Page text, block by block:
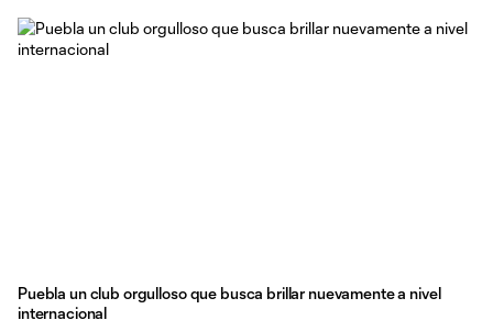
Puebla un club orgulloso que busca brillar nuevamente a nivel
internacional